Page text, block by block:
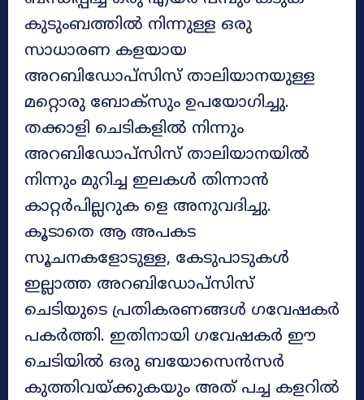
കുടുംബത്തിൽ നിന്നുള്ള ഒരു
സാധാരണ കളയായ
അറബിഡോപ്സിസ് താലിയാനയുള്ള
മറ്റൊരു ബോക്സും ഉപയോഗിച്ചു.
തക്കാളി ചെടികളിൽ നിന്നും
അറബിഡോപ്സിസ് താലിയാനയിൽ
നിന്നും മുറിച്ച ഇലകൾ തിന്നാൻ
കാറ്റർപില്ലറുക ളെ അനുവദിച്ചു.
കൂടാതെ ആ അപകട
സൂചനകളോടുള്ള, കേടുപാടുകൾ
ഇല്ലാത്ത അറബിഡോപ്സിസ്
ചെടിയുടെ പ്രതികരണങ്ങൾ ഗവേഷകർ
പകർത്തി. ഇതിനായി ഗവേഷകർ ഈ
ചെടിയിൽ ഒരു ബയോസെൻസർ
കുത്തിവയ്ക്കുകയും അത് പച്ച കളറിൽ